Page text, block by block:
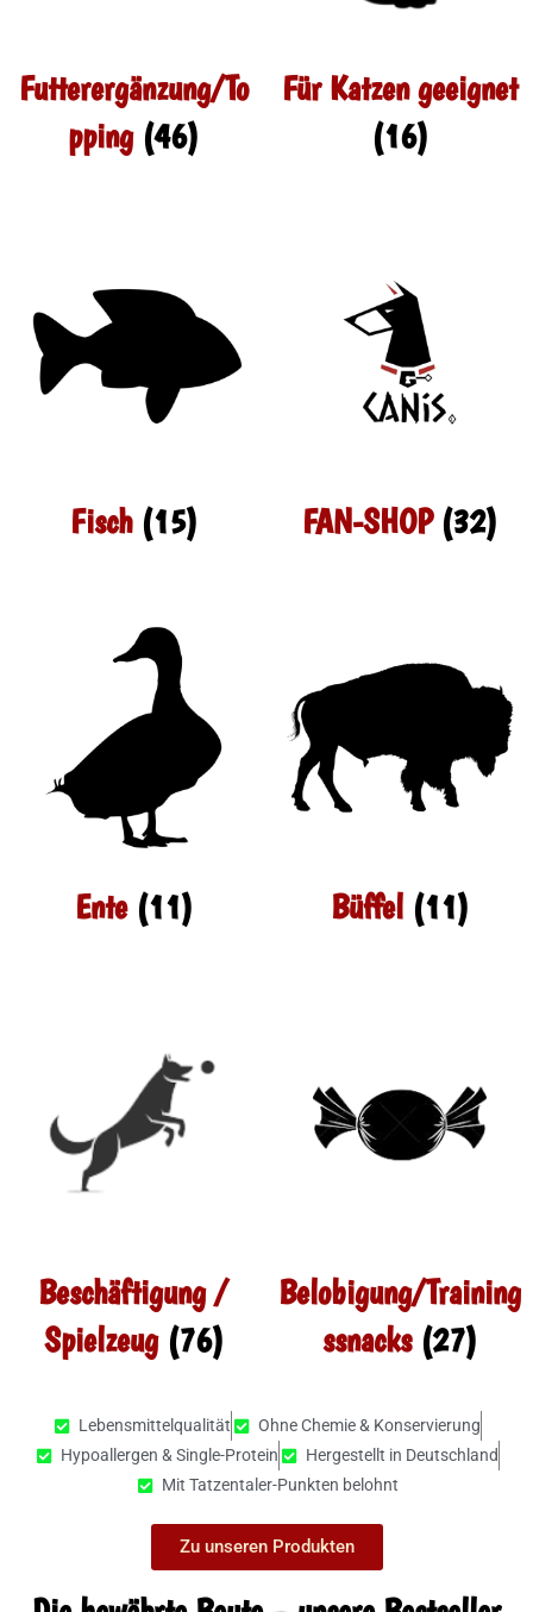
Futterergänzung/To
pping (46)
Für Katzen geeignet
(16)
Fisch (15) FAN-SHOP (32)
Ente (11) Büffel (11)
Beschäftigung /
Spielzeug (76)
Belobigung/Training
ssnacks (27)
Lebensmittelqualität
Ohne Chemie & Konservierung
Hypoallergen & Single-Protein
Hergestellt in Deutschland
Mit Tatzentaler-Punkten belohnt
Zu unseren Produkten